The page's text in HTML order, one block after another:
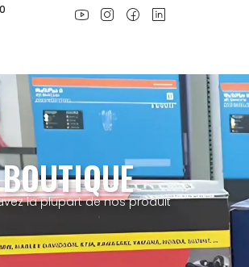
BOUTIQUE
la plupart de nos produit